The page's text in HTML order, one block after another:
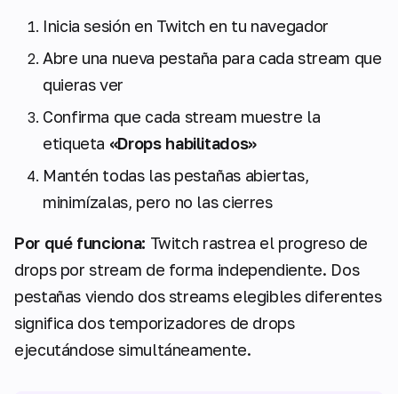
Inicia sesión en Twitch en tu navegador
Abre una nueva pestaña para cada stream que
quieras ver
Confirma que cada stream muestre la
etiqueta «Drops habilitados»
Mantén todas las pestañas abiertas,
minimízalas, pero no las cierres
Por qué funciona: Twitch rastrea el progreso de
drops por stream de forma independiente. Dos
pestañas viendo dos streams elegibles diferentes
significa dos temporizadores de drops
ejecutándose simultáneamente.